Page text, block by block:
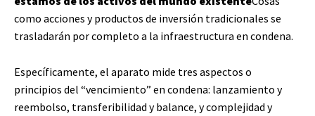
como acciones y productos de inversión tradicionales se
trasladarán por completo a la infraestructura en condena.
Específicamente, el aparato mide tres aspectos o
principios del “vencimiento” en condena: lanzamiento y
reembolso, transferibilidad y balance, y complejidad y